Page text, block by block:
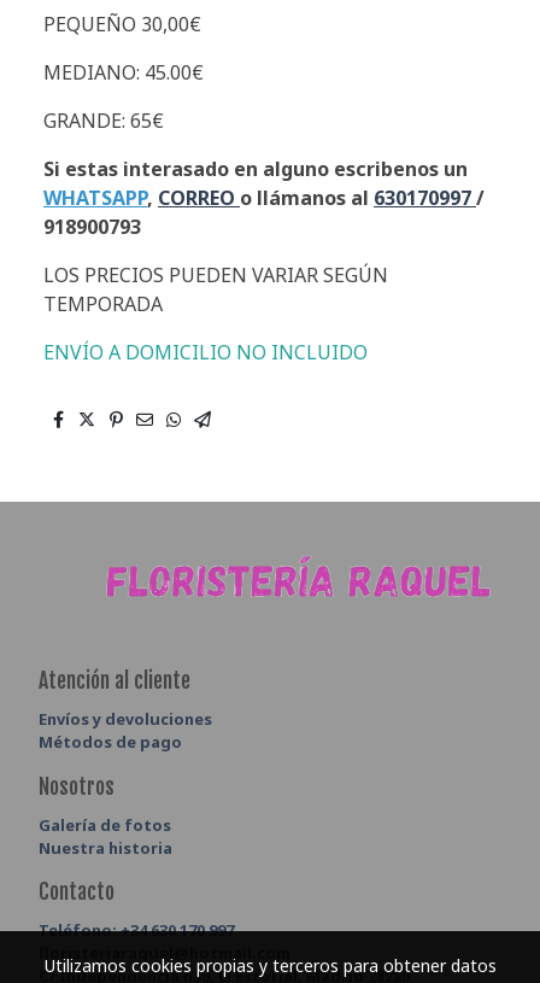
PEQUEÑO 30,00€
MEDIANO: 45.00€
GRANDE: 65€
Si estas interasado en alguno escribenos un
WHATSAPP, CORREO o llámanos al 630170997/
918900793
LOS PRECIOS PUEDEN VARIAR SEGÚN
TEMPORADA
ENVÍO A DOMICILIO NO INCLUIDO
Atención al cliente
Envíos y devoluciones
Métodos de pago
Nosotros
Galería de fotos
Nuestra historia
Contacto
Teléfono:+34 630 170 997
C/ Independencia n30, El Escorial, Madrid 28280
Utilizamos cookies propias y terceros para obtener datos